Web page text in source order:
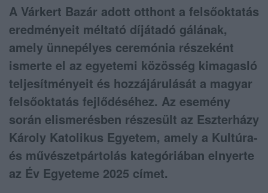
A Várkert Bazár adott otthont a felsőoktatás
eredményeit méltató díjátadó gálának,
amely ünnepélyes ceremónia részeként
ismerte el az egyetemi közösség kimagasló
teljesítményeit és hozzájárulását a magyar
felsőoktatás fejlődéséhez. Az esemény
során elismerésben részesült az Eszterházy
Károly Katolikus Egyetem, amely a Kultúra-
és művészetpártolás kategóriában elnyerte
az Év Egyeteme 2025 címet.